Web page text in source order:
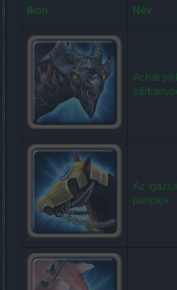
Ikon Név
Achát
Az
paripája